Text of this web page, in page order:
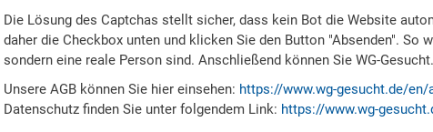
Die Lösung des Captchas stellt sicher, dass kein Bot die Website
daher die Checkbox unten und klicken Sie den Button "Absenden". So
sondern eine reale Person sind. Anschließend können Sie WG-
Unsere AGB können Sie hier einsehen: https://www.wg-gesucht.de/en/
Datenschutz finden Sie unter folgendem Link: https://www.wg-